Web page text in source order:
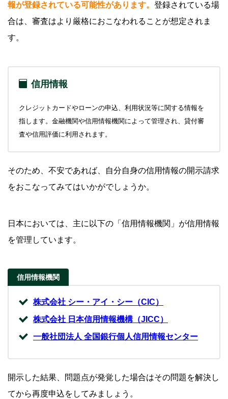
報が登録されている可能性があります。 登録されている場
合は、審査はより厳格におこなわれることが想定されま
す。
信用情報
クレジットカードやローンの申込、利用状況等に関する情報を
指します。金融機関や信用情報機関によって管理され、貸付審
査や信用評価に利用されます。
そのため、不安であれば、自分自身の信用情報の開示請求
をおこなってみてはいかがでしょうか。
日本においては、主に以下の「信用情報機関」が信用情報
を管理しています。
信用情報機関
株式会社 シー・アイ・シー（CIC）
株式会社 日本信用情報機構（JICC）
一般社団法人 全国銀行個人信用情報センター
開示した結果、問題点が発覚した場合はその問題を解決し
てから再度申込をしてみましょう。